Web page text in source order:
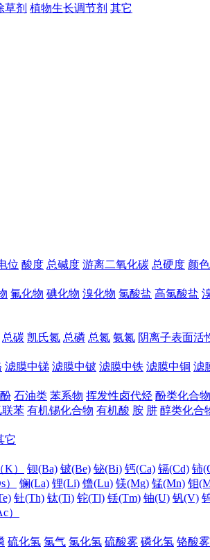
草剂 植物生长调节剂 其它
位 酸度 总碱度 游离二氧化碳 总硬度 颜色
氟化物 碘化物 溴化物 氯酸盐 高氯酸盐
总碳 凯氏氮 总磷 总氮 氨氮 阴离子表面活
滤膜中锑 滤膜中铍 滤膜中铁 滤膜中铜 滤
石油类 苯系物 挥发性卤代烃 酚类化合物
联苯 有机锡化合物 有机酸 胺 肼 醇类化合
它
K） 钡(Ba) 铍(Be) 铋(Bi) 钙(Ca) 镉(Cd) 铈
镧(La) 锂(Li) 镥(Lu) 镁(Mg) 锰(Mn) 钼
钍(Th) 钛(Ti) 铊(Tl) 铥(Tm) 铀(U) 钒(V)
）
硫化氢 氯气 氯化氢 硫酸雾 磷化氢 铬酸雾